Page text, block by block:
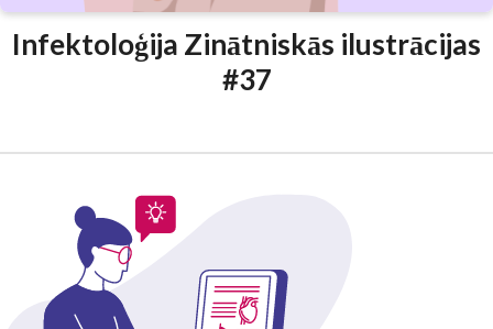
Infektoloģija Zinātniskās ilustrācijas
#37